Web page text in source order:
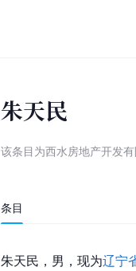
朱天民
该条目为西水房地产开发
条目
朱天民，男，现为辽宁